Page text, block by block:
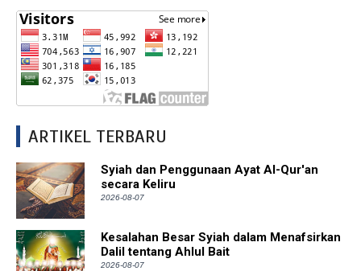
ARTIKEL TERBARU
Syiah dan Penggunaan Ayat Al-Qur'an
secara Keliru
2026-08-07
Kesalahan Besar Syiah dalam Menafsirkan
Dalil tentang Ahlul Bait
2026-08-07